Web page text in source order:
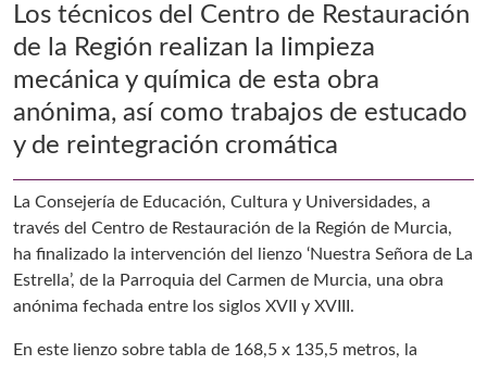
Los técnicos del Centro de Restauración
de la Región realizan la limpieza
mecánica y química de esta obra
anónima, así como trabajos de estucado
y de reintegración cromática
La Consejería de Educación, Cultura y Universidades, a
través del Centro de Restauración de la Región de Murcia,
ha finalizado la intervención del lienzo ‘Nuestra Señora de La
Estrella’, de la Parroquia del Carmen de Murcia, una obra
anónima fechada entre los siglos XVII y XVIII.
En este lienzo sobre tabla de 168,5 x 135,5 metros, la